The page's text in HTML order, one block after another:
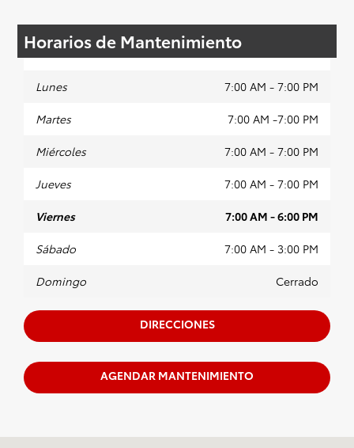
Horarios de Mantenimiento
Lunes 7:00 AM - 7:00 PM
Martes 7:00 AM -7:00 PM
Miércoles 7:00 AM - 7:00 PM
Jueves 7:00 AM - 7:00 PM
Viernes 7:00 AM - 6:00 PM
Sábado 7:00 AM - 3:00 PM
Domingo Cerrado
DIRECCIONES
AGENDAR MANTENIMIENTO